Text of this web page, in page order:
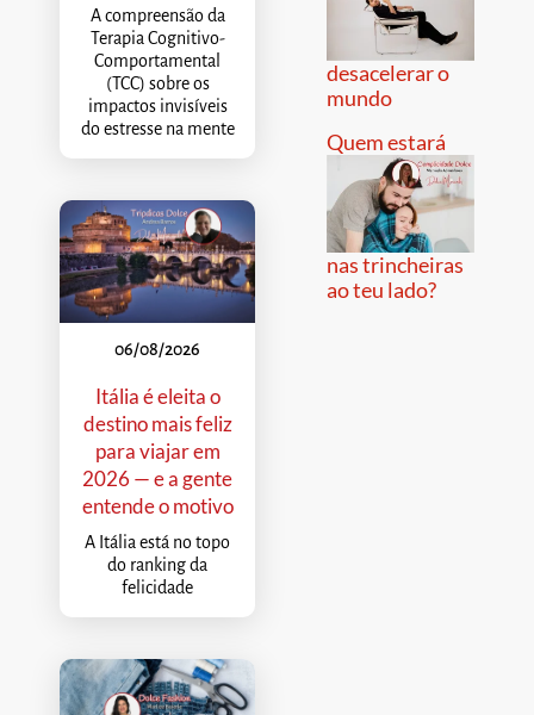
A compreensão da
Terapia Cognitivo-
Comportamental
(TCC) sobre os
impactos invisíveis
do estresse na mente
06/08/2026
Itália é eleita o
destino mais feliz
para viajar em
2026 — e a gente
entende o motivo
A Itália está no topo
do ranking da
felicidade
desacelerar o
mundo
Quem estará
nas trincheiras
ao teu lado?